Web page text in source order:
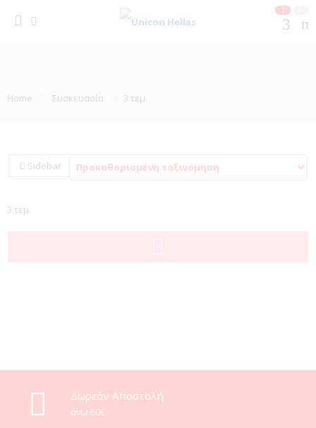
1
Home Συσκευασία 3 τεμ.
Sidebar
3 τεμ.
Δωρεάν Αποστολή
άνω 60€